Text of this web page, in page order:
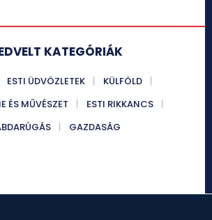
KATEGÓRIÁK
ESTI ÜDVÖZLETEK
KÜLFÖLD
ÉS MŰVÉSZET
ESTI RIKKANCS
GAZDASÁG